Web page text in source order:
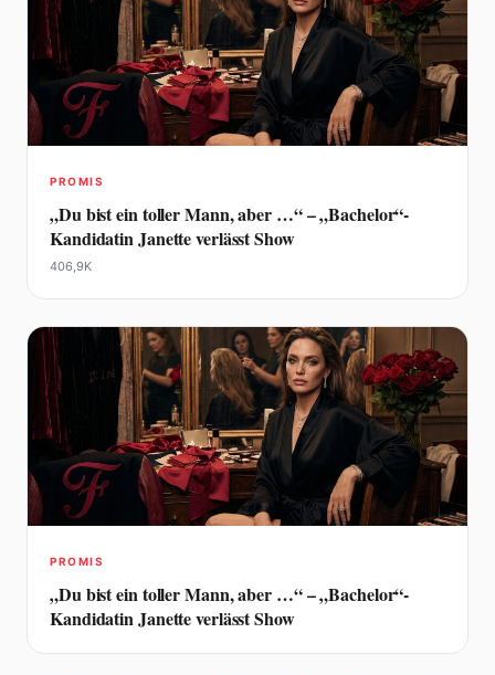
PROMIS
„Du bist ein toller Mann, aber …“ – „Bachelor“-
Kandidatin Janette verlässt Show
406,9K
PROMIS
„Du bist ein toller Mann, aber …“ – „Bachelor“-
Kandidatin Janette verlässt Show